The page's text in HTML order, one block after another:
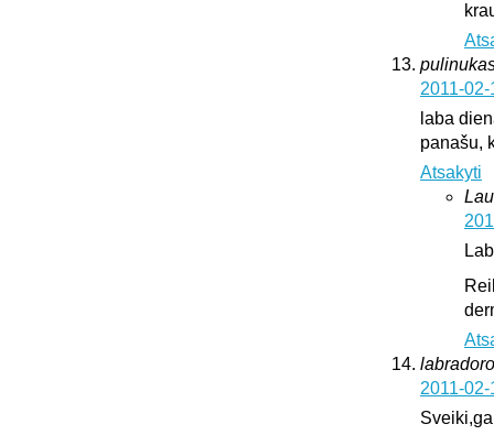
2011-
laba
panašu,
Atsakyti
2011-